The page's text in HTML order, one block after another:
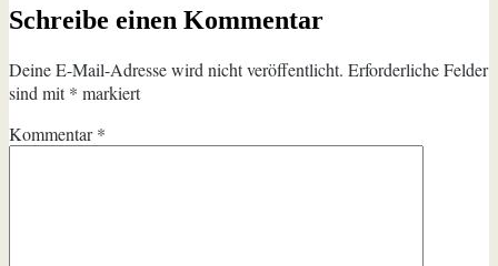
Schreibe einen Kommentar
Deine E-Mail-Adresse wird nicht veröffentlicht. Erforderliche Felder
sind mit* markiert
Kommentar*